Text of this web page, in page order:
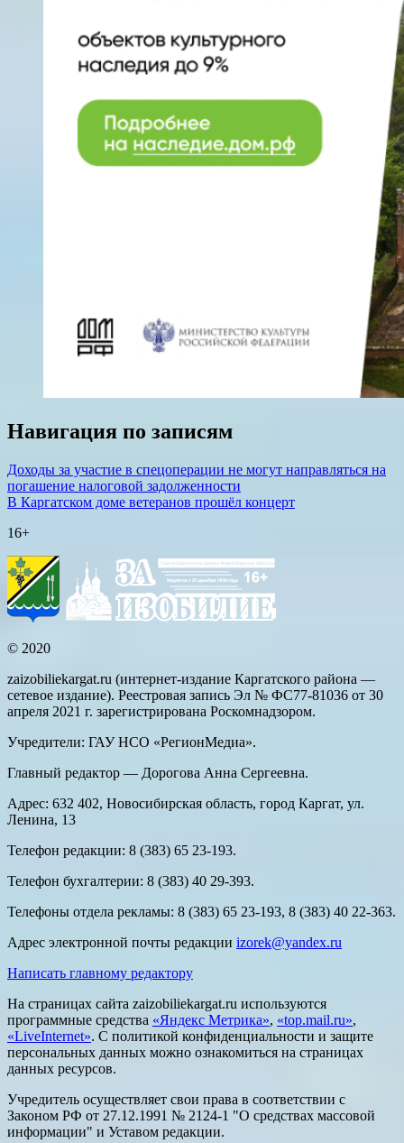
Навигация по записям
Доходы за участие в спецоперации не могут направляться на
погашение налоговой задолженности
В Каргатском доме ветеранов прошёл концерт
16+
© 2020
zaizobiliekargat.ru (интернет-издание Каргатского района —
сетевое издание). Реестровая запись Эл № ФС77-81036 от 30
апреля 2021 г. зарегистрирована Роскомнадзором.
Учредители: ГАУ НСО «РегионМедиа».
Главный редактор — Дорогова Анна Сергеевна.
Адрес: 632 402, Новосибирская область, город Каргат, ул.
Ленина, 13
Телефон редакции: 8 (383) 65 23-193.
Телефон бухгалтерии: 8 (383) 40 29-393.
Телефоны отдела рекламы: 8 (383) 65 23-193, 8 (383) 40 22-363.
Адрес электронной почты редакции izorek@yandex.ru
Написать главному редактору
На страницах сайта zaizobiliekargat.ru используются
программные средства «Яндекс Метрика», «top.mail.ru»,
«LiveInternet». С политикой конфиденциальности и защите
персональных данных можно ознакомиться на страницах
данных ресурсов.
Учредитель осуществляет свои права в соответствии с
Законом РФ от 27.12.1991 № 2124-1 "О средствах массовой
информации" и Уставом редакции.